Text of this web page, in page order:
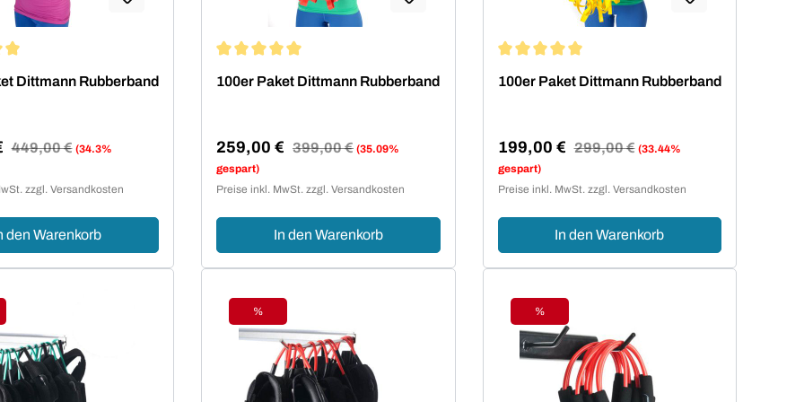
Dittmann Rubberband
Regulärer Preis:
449,00 € (34.3%
zzgl. Versandkosten
den Warenkorb
100er Paket Dittmann Rubberband
Verkaufspreis:
259,00 € Regulärer Preis:
399,00 € (35.09%
gespart)
Preise inkl. MwSt. zzgl. Versandkosten
In den Warenkorb
100er Paket Dittmann Rubberband
Verkaufspreis:
199,00 € Regulärer Preis:
299,00 € (33.44%
gespart)
Preise inkl. MwSt. zzgl. Versandkosten
In den Warenkorb
Rabatt
%
Rabatt
%